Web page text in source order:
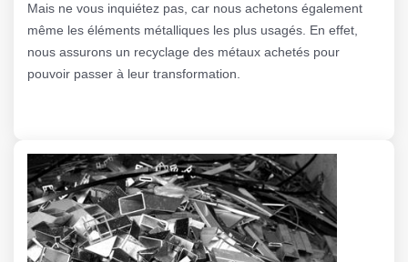
Mais ne vous inquiétez pas, car nous achetons également
même les éléments métalliques les plus usagés. En effet,
nous assurons un recyclage des métaux achetés pour
pouvoir passer à leur transformation.